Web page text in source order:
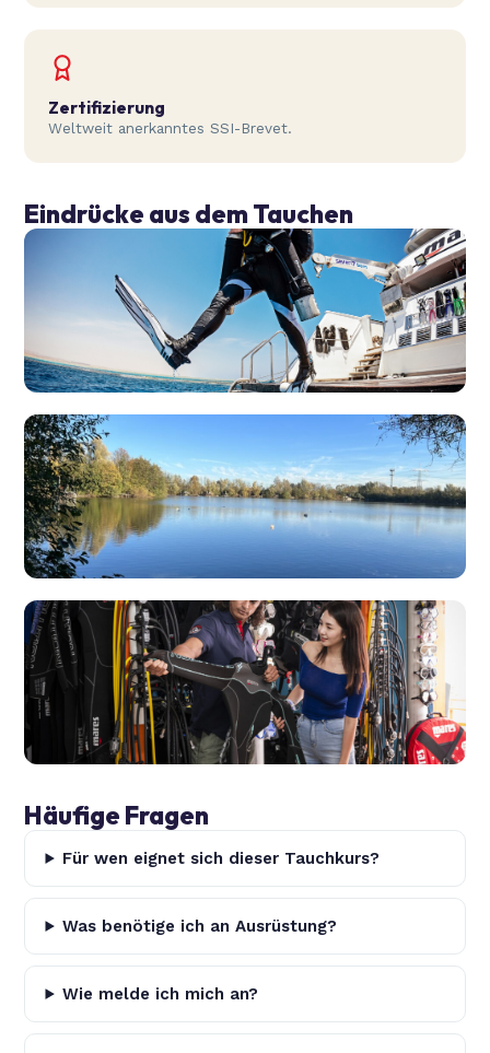
Zertifizierung
Weltweit anerkanntes SSI-Brevet.
Eindrücke aus dem Tauchen
Häufige Fragen
Für wen eignet sich dieser Tauchkurs?
Was benötige ich an Ausrüstung?
Wie melde ich mich an?